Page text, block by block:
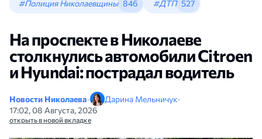
#Полиция Николаевщины 846 #ДТП 527
На проспекте в Николаеве
столкнулись автомобили Citroen
и Hyundai: пострадал водитель
Новости Николаева• Дарина Мельничук•
17:02, 08 Августа, 2026
открыть в новой вкладке